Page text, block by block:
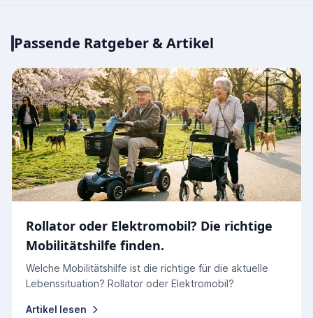
Passende Ratgeber & Artikel
Rollator oder Elektromobil? Die richtige
Mobilitätshilfe finden.
Welche Mobilitätshilfe ist die richtige für die aktuelle
Lebenssituation? Rollator oder Elektromobil?
Artikel lesen